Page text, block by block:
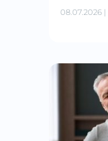
08.07.2026 |